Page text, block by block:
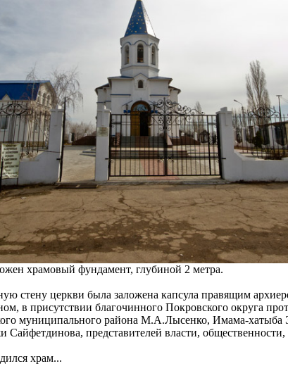
храмовый фундамент, глубиной 2 метра.
стену церкви была заложена капсула правящим
в присутствии благочинного Покровского округа
муниципального района М.А.Лысенко, Имама-хатыба
представителей власти, общественности,
храм...